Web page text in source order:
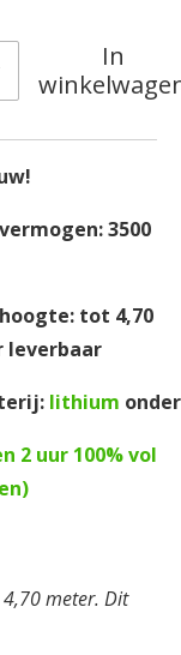
In
3500
tot 4,70
leverbaar
lithium
2 uur 100% vol
meter. Dit